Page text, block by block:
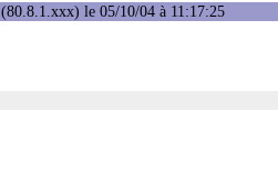
(80.8.1.xxx) le 05/10/04 à 11:17:25